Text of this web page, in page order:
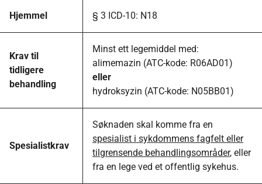
Hjemmel § 3 ICD-10: N18
Krav til
tidligere
behandling
Minst ett legemiddel med:
alimemazin (ATC-kode: R06AD01)
eller
hydroksyzin (ATC-kode: N05BB01)
Spesialistkrav
Søknaden skal komme fra en
spesialist i sykdommens fagfelt eller
tilgrensende behandlingsområder, eller
fra en lege ved et offentlig sykehus.